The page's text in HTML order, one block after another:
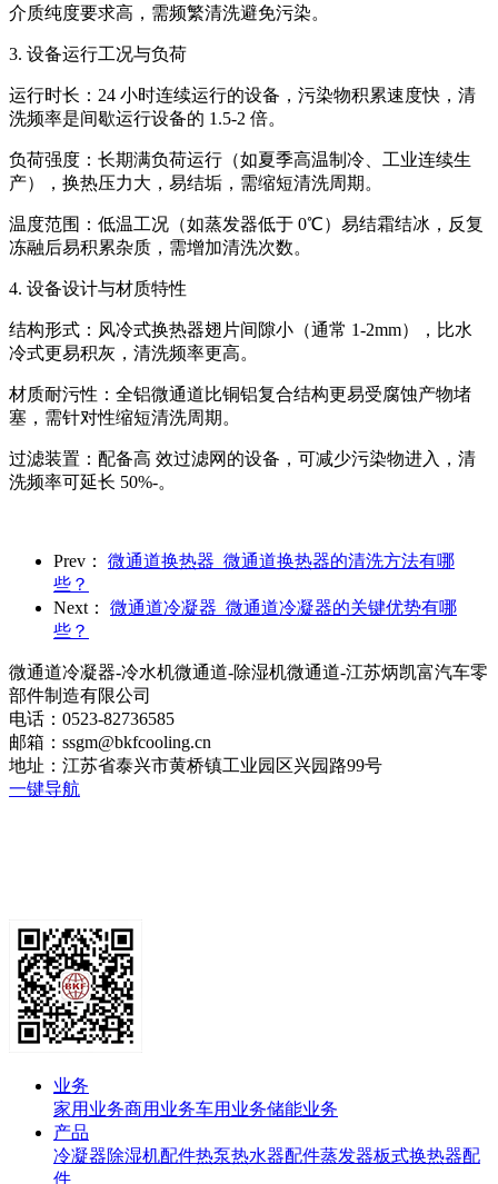
介质纯度要求高，需频繁清洗避免污染。
3. 设备运行工况与负荷
运行时长：24 小时连续运行的设备，污染物积累速度快，清
洗频率是间歇运行设备的 1.5-2 倍。
负荷强度：长期满负荷运行（如夏季高温制冷、工业连续生
产），换热压力大，易结垢，需缩短清洗周期。
温度范围：低温工况（如蒸发器低于 0℃）易结霜结冰，反复
冻融后易积累杂质，需增加清洗次数。
4. 设备设计与材质特性
结构形式：风冷式换热器翅片间隙小（通常 1-2mm），比水
冷式更易积灰，清洗频率更高。
材质耐污性：全铝微通道比铜铝复合结构更易受腐蚀产物堵
塞，需针对性缩短清洗周期。
过滤装置：配备高 效过滤网的设备，可减少污染物进入，清
洗频率可延长 50%-。
Prev：
微通道换热器_微通道换热器的清洗方法有哪
些？
Next：
微通道冷凝器_微通道冷凝器的关键优势有哪
些？
微通道冷凝器-冷水机微通道-除湿机微通道-江苏炳凯富汽车零
部件制造有限公司
电话：0523-82736585
邮箱：ssgm@bkfcooling.cn
地址：江苏省泰兴市黄桥镇工业园区兴园路99号
一键导航
业务
家用业务商用业务车用业务储能业务
产品
冷凝器除湿机配件热泵热水器配件蒸发器板式换热器配
件